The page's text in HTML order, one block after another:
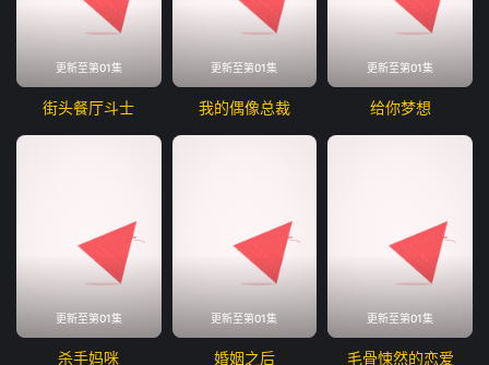
更新至第01集
街头餐厅斗士
更新至第01集
我的偶像总裁
更新至第01集
给你梦想
更新至第01集
杀手妈咪
更新至第01集
婚姻之后
更新至第01集
毛骨悚然的恋爱